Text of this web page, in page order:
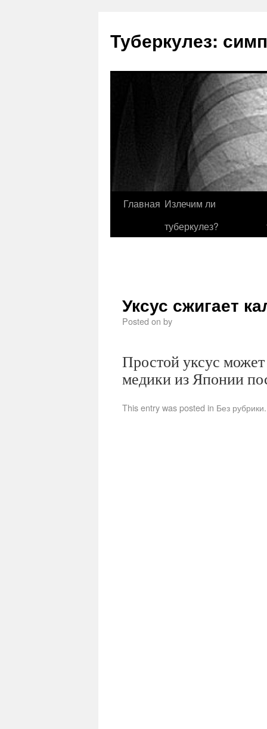
Туберкулез:
Главная Излечим ли
туберкулез?
Уксус сжигает
Posted on by
Простой уксус
медики из Японии
This entry was posted in Без